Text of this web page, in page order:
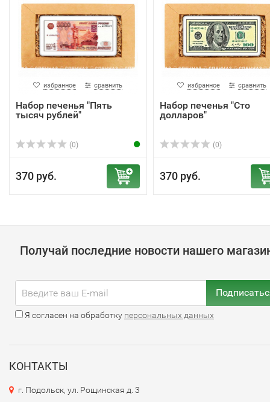
избранное сравнить
Набор печенья "Пять
тысяч рублей"
(0)
370 руб.
избранное сравнить
Набор печенья "Сто
долларов"
(0)
370 руб.
Получай последние новости нашего
Я согласен на обработку персональных данных
КОНТАКТЫ
г. Подольск, ул. Рощинская д. 3